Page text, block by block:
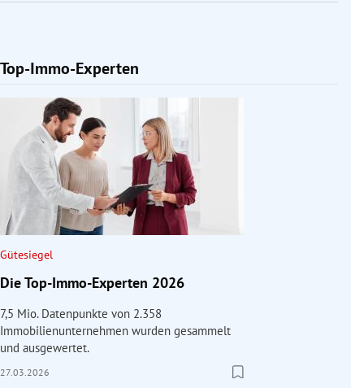
Top-Immo-Experten
Slide 1 von 1
Gütesiegel
Die Top-Immo-Experten 2026
7,5 Mio. Datenpunkte von 2.358
Immobilienunternehmen wurden gesammelt
und ausgewertet.
27.03.2026